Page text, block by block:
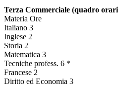
Terza Commerciale (quadro
Materia Ore
Italiano 3
Inglese 2
Storia 2
Matematica 3
Tecniche profess. 6 *
Francese 2
Diritto ed Economia 3